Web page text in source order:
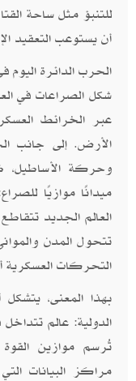
للتنبؤ مثل ساحة
أن يستوعب التعقيد
الحرب الدائرة
شكل الصراعات في
عبر الخرائط
الأرض. إلى جانب
وحركة
ميدانًا موازيًا
العالم الجديد
تتحول المدن
التحركات العسكرية
بهذا المعنى،
الدولية: عالم
تُرسم موازين
مراكز البيانات